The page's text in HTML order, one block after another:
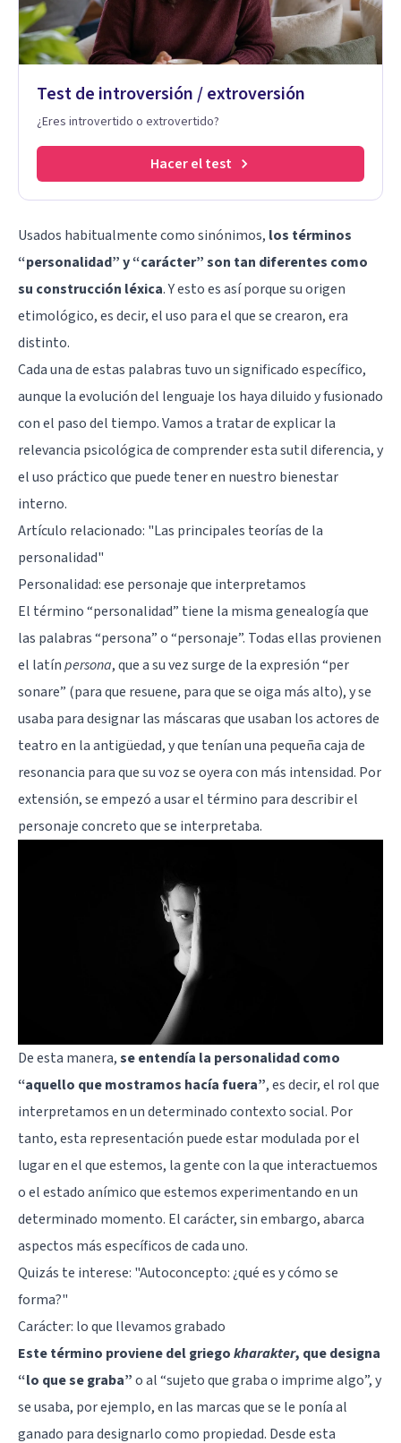
Test de introversión / extroversión
¿Eres introvertido o extrovertido?
Hacer el test
Usados habitualmente como sinónimos, los términos
“personalidad” y “carácter” son tan diferentes como
su construcción léxica. Y esto es así porque su origen
etimológico, es decir, el uso para el que se crearon, era
distinto.
Cada una de estas palabras tuvo un significado específico,
aunque la evolución del lenguaje los haya diluido y fusionado
con el paso del tiempo. Vamos a tratar de explicar la
relevancia psicológica de comprender esta sutil diferencia, y
el uso práctico que puede tener en nuestro bienestar
interno.
Artículo relacionado: "Las principales teorías de la
personalidad"
Personalidad: ese personaje que interpretamos
El término “personalidad” tiene la misma genealogía que
las palabras “persona” o “personaje”. Todas ellas provienen
el latínpersona, que a su vez surge de la expresión “per
sonare” (para que resuene, para que se oiga más alto), y se
usaba para designar las máscaras que usaban los actores de
teatro en la antigüedad, y que tenían una pequeña caja de
resonancia para que su voz se oyera con más intensidad. Por
extensión, se empezó a usar el término para describir el
personaje concreto que se interpretaba.
De esta manera,se entendía la personalidad como
“aquello que mostramos hacía fuera”, es decir, el rol que
interpretamos en un determinado contexto social. Por
tanto, esta representación puede estar modulada por el
lugar en el que estemos, la gente con la que interactuemos
o el estado anímico que estemos experimentando en un
determinado momento. El carácter, sin embargo, abarca
aspectos más específicos de cada uno.
Quizás te interese: "Autoconcepto: ¿qué es y cómo se
forma?"
Carácter: lo que llevamos grabado
Este término proviene del griegokharakter, que designa
“lo que se graba”o al “sujeto que graba o imprime algo”, y
se usaba, por ejemplo, en las marcas que se le ponía al
ganado para designarlo como propiedad. Desde esta